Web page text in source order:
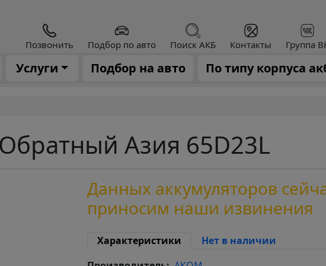
Позвонить Подбор по авто Поиск АКБ Контакты Группа
Услуги Подбор на авто По типу корпуса
Азия 65D23L
Данных аккумуляторов
приносим наши извинения
Характеристики
Нет в наличии